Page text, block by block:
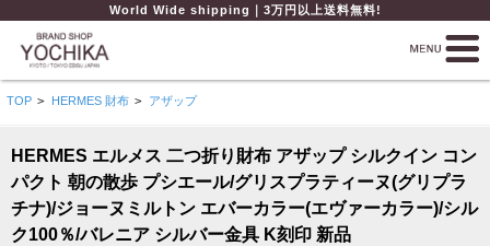
World Wide shipping｜3万円以上送料無料!
TOP > HERMES 財布 > アザップ
HERMES エルメス 二つ折り財布 アザップ シルクイン コン
パクト 朝の散歩 プシエール/グリスプラティーヌ(グリプラ
チナ)/ジョーヌミルトン エバーカラー(エヴァーカラー)/シル
ク100％/バレニア シルバー金具 K刻印 新品